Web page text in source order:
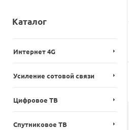
Каталог
Интернет 4G
Усиление сотовой связи
Цифровое ТВ
Спутниковое ТВ